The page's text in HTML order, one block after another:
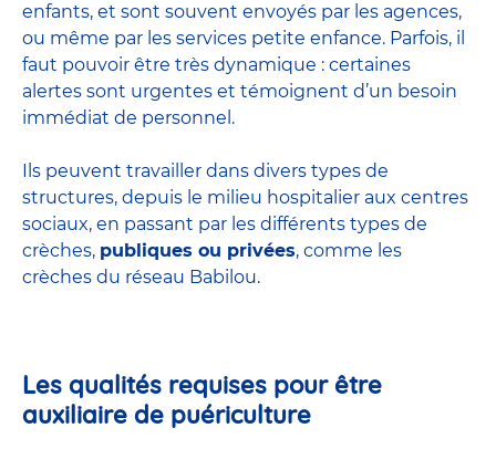
enfants, et sont souvent envoyés par les agences,
ou même par les services petite enfance. Parfois, il
faut pouvoir être très dynamique : certaines
alertes sont urgentes et témoignent d’un besoin
immédiat de personnel.
Ils peuvent travailler dans divers types de
structures, depuis le milieu hospitalier aux centres
sociaux, en passant par les différents types de
crèches, publiques ou privées, comme les
crèches du réseau Babilou.
Les qualités requises pour être
auxiliaire de puériculture